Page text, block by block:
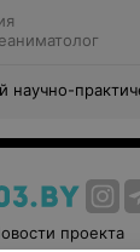
научно-
проекта